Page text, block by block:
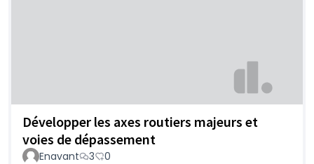
Développer les axes routiers majeurs et
voies de dépassement
Enavant 3 0